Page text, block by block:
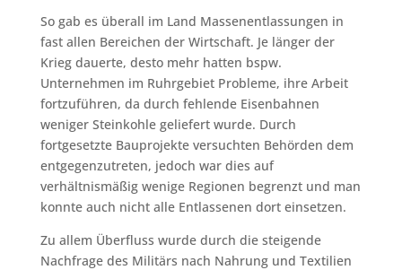
So gab es überall im Land Massenentlassungen in
fast allen Bereichen der Wirtschaft. Je länger der
Krieg dauerte, desto mehr hatten bspw.
Unternehmen im Ruhrgebiet Probleme, ihre Arbeit
fortzuführen, da durch fehlende Eisenbahnen
weniger Steinkohle geliefert wurde. Durch
fortgesetzte Bauprojekte versuchten Behörden dem
entgegenzutreten, jedoch war dies auf
verhältnismäßig wenige Regionen begrenzt und man
konnte auch nicht alle Entlassenen dort einsetzen.
Zu allem Überfluss wurde durch die steigende
Nachfrage des Militärs nach Nahrung und Textilien